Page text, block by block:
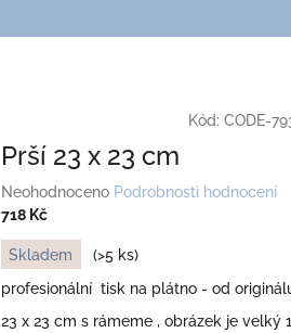
Kód: CODE-
Prší 23 x 23 cm
Průměrné
hodnocení
je
z
5
Neohodnoceno Podrobnosti hodnocení
718 Kč
Měrná
cena:
Skladem
(>5 ks)
profesionální tisk na plátno - od
23 x 23 cm s rámeme , obrázek je velký